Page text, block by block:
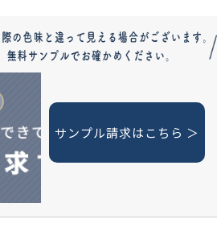
サンプル請求はこちら ＞